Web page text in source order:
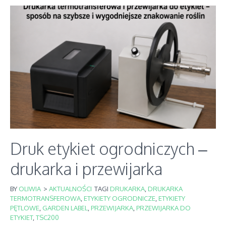
Druk etykiet ogrodniczych –
drukarka i przewijarka
BY OLIWIA > AKTUALNOŚCI TAGI DRUKARKA,DRUKARKA
TERMOTRANSFEROWA,ETYKIETY OGRODNICZE,ETYKIETY
PĘTLOWE, GARDEN LABEL,PRZEWIJARKA,PRZEWIJARKA DO
ETYKIET,TSC200